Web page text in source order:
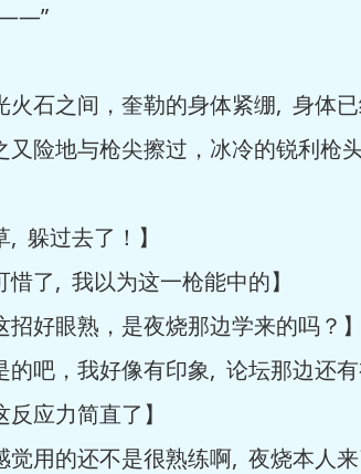
之间，奎勒的身体紧绷, 身体已
又险地与枪尖擦过，冰冷的锐利枪
过去了！】
了, 我以为这一枪能中的】
眼熟，是夜烧那边学来的吗？】
吧，我好像有印象, 论坛那边还有
应力简直了】
的还不是很熟练啊, 夜烧本人来